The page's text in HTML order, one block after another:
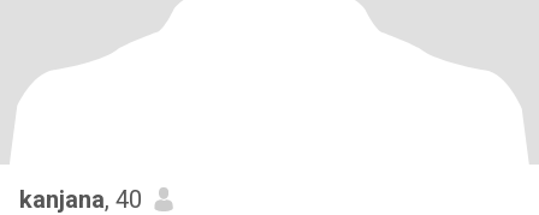
kanjana, 40